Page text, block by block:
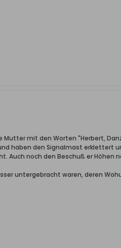
mit den Worten "Herbert,
haben den Signalmast erklettert
Auch noch den Beschuß er Höhen
untergebracht waren, deren